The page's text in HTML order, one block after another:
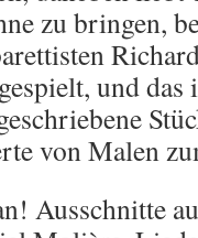
zu bringen,
und das
von Malen
Ausschnitte